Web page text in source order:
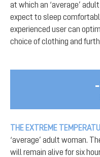
at which an ‘average’
expect to sleep
experienced user can
choice of clothing and
THE EXTREME
‘average’ adult woman.
will remain alive for six